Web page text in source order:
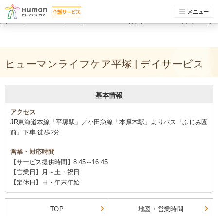
[]).push(arguments)},i[r].l=1*new Date();a=s.createElement(o), m=s.getElementsByTagName(o)
[0];a.async=1;a.src=g;m.parentNode.insertBefore(a,m) })(window,document,'script','//www.google-
analytics.com/analytics.js','ga'); ga('create', 'UA-74448429-1', 'auto'); ga('send', 'pageview');
メニュー
ヒューマンライフケア平塚 | デイサービス
基本情報
アクセス
JR東海道本線「平塚駅」／小田急線「本厚木駅」よりバス「ふじみ園
前」下車 徒歩2分
営業・対応時間
【サービス提供時間】8:45～16:45
【営業日】月～土・祝日
【定休日】日・年末年始
TOP 地図・営業時間